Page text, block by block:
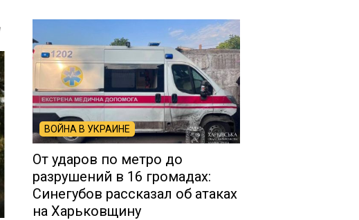
ВОЙНА В УКРАИНЕ
От ударов по метро до
разрушений в 16 громадах:
Синегубов рассказал об атаках
на Харьковщину